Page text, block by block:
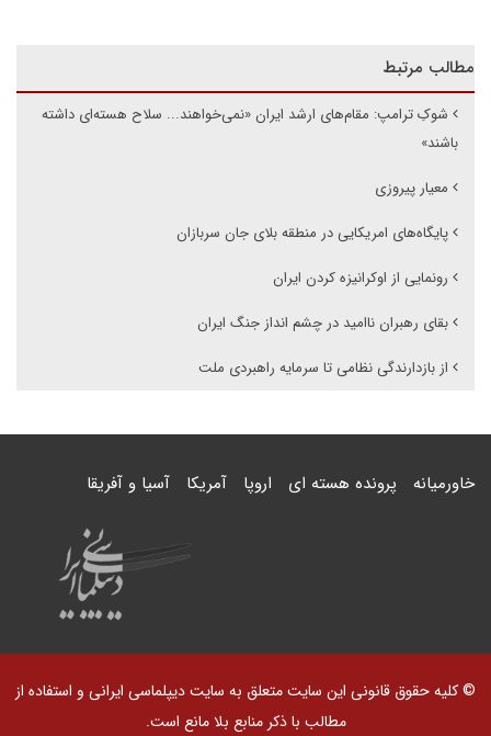
مطالب مرتبط
شوکِ ترامپ: مقام‌های ارشد ایران «نمی‌خواهند... سلاح هسته‌ای داشته
باشند»
معیار پیروزی
پایگاه‌های امریکایی در منطقه بلای جان سربازان
رونمایی از اوکرانیزه کردن ایران
بقای رهبران ناامید در چشم انداز جنگ ایران
از بازدارندگی نظامی تا سرمایه راهبردی ملت
خاورمیانه پرونده هسته ای اروپا آمریکا آسیا و آفریقا
© کلیه حقوق قانونی این سایت متعلق به سایت دیپلماسی ایرانی و استفاده از
مطالب با ذکر منابع بلا مانع است.